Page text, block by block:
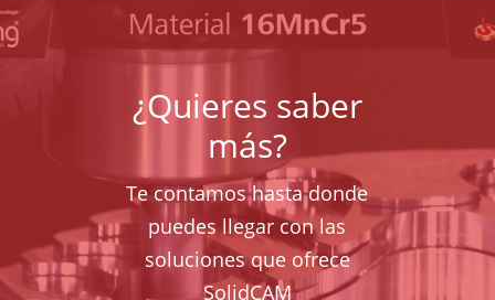
¿Quieres saber
más?
Te contamos hasta donde
puedes llegar con las
soluciones que ofrece
SolidCAM